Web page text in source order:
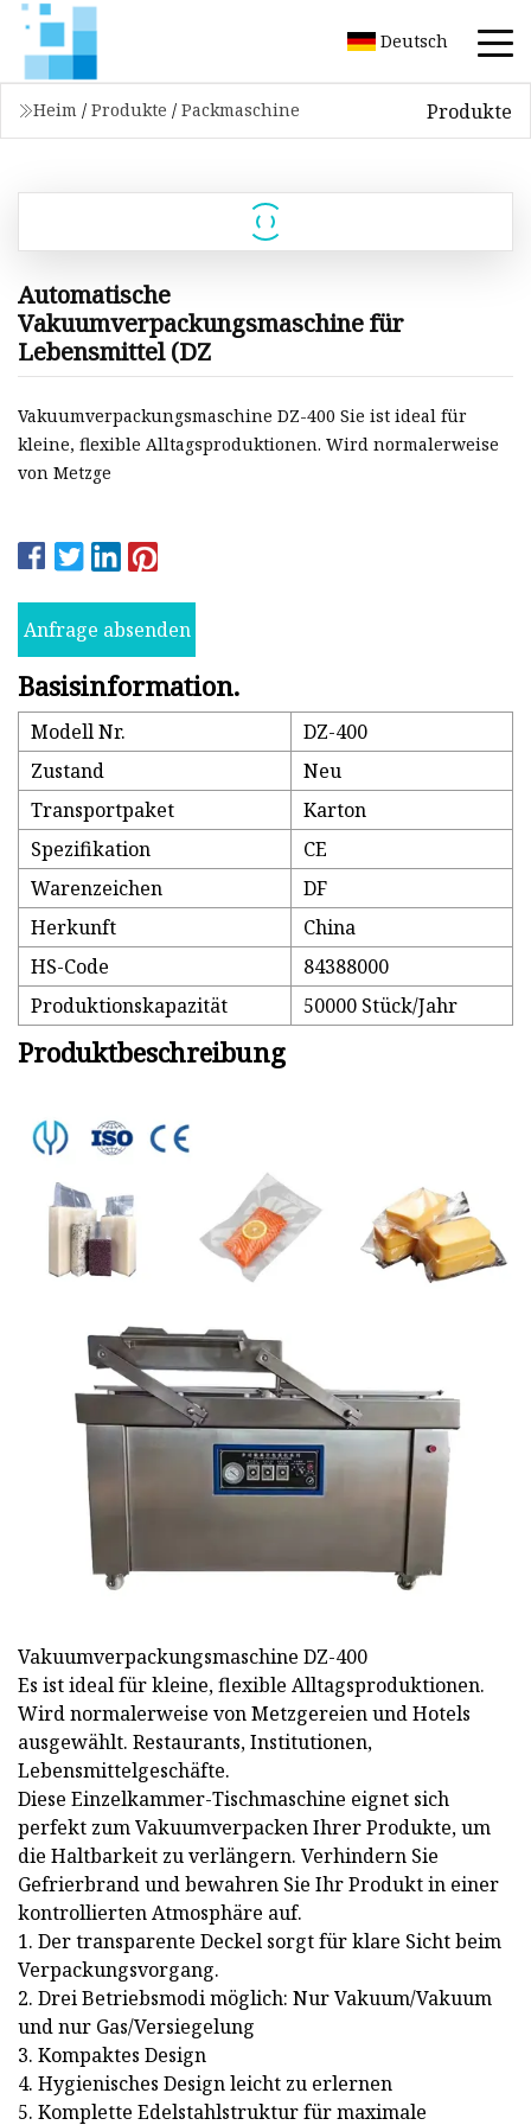
Deutsch
Heim / Produkte / Packmaschine Produkte
Automatische
Vakuumverpackungsmaschine für
Lebensmittel (DZ
Vakuumverpackungsmaschine DZ-400 Sie ist ideal für
kleine, flexible Alltagsproduktionen. Wird normalerweise
von Metzge
Anfrage absenden
Basisinformation.
Modell Nr.
DZ-400
Zustand
Neu
Transportpaket
Karton
Spezifikation
CE
Warenzeichen
DF
Herkunft
China
HS-Code
84388000
Produktionskapazität
50000 Stück/Jahr
Produktbeschreibung
Vakuumverpackungsmaschine DZ-400
Es ist ideal für kleine, flexible Alltagsproduktionen.
Wird normalerweise von Metzgereien und Hotels
ausgewählt. Restaurants, Institutionen,
Lebensmittelgeschäfte.
Diese Einzelkammer-Tischmaschine eignet sich
perfekt zum Vakuumverpacken Ihrer Produkte, um
die Haltbarkeit zu verlängern. Verhindern Sie
Gefrierbrand und bewahren Sie Ihr Produkt in einer
kontrollierten Atmosphäre auf.
1. Der transparente Deckel sorgt für klare Sicht beim
Verpackungsvorgang.
2. Drei Betriebsmodi möglich: Nur Vakuum/Vakuum
und nur Gas/Versiegelung
3. Kompaktes Design
4. Hygienisches Design leicht zu erlernen
5. Komplette Edelstahlstruktur für maximale